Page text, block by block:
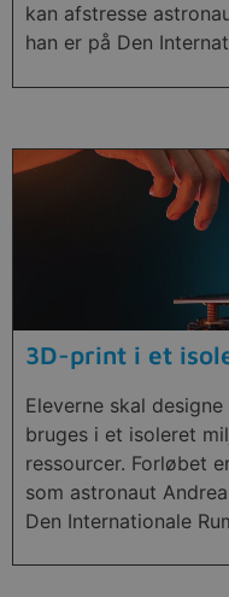
kan afstresse
han er på Den
3D-print i et
Eleverne skal
bruges i et isoleret
ressourcer. Forløbet
som astronaut
Den Internationale